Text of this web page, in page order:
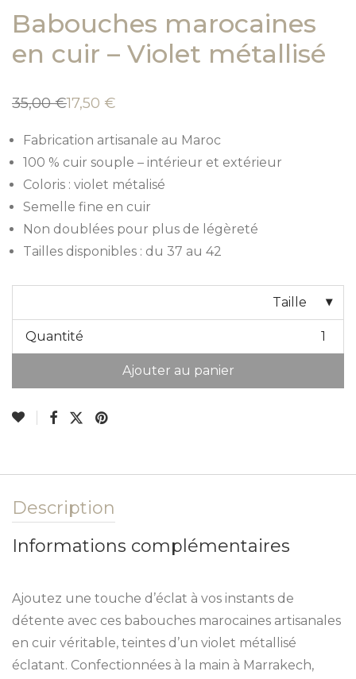
Babouches marocaines
en cuir – Violet métallisé
35,00€
Le
initial
était :
35,00 €.
17,50 €
Le
actuel
est :
17,50 €.
Fabrication artisanale au Maroc
100 % cuir souple – intérieur et extérieur
Coloris : violet métalisé
Semelle fine en cuir
Non doublées pour plus de légèreté
Tailles disponibles : du 37 au 42
Taille
Quantité
Ajouter au panier
Description
Informations complémentaires
Ajoutez une touche d’éclat à vos instants de
détente avec ces babouches marocaines artisanales
en cuir véritable, teintes d’un violet métallisé
éclatant. Confectionnées à la main à Marrakech,